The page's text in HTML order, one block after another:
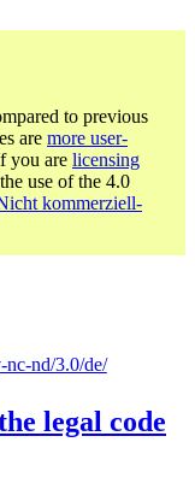
to previous
are more user-
you are licensing
use of the 4.0
kommerziell-
nc-nd/3.0/de/
legal code